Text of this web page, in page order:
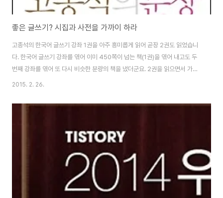
좋은 글쓰기? 시집과 사전을 가까이 하라
고종석의 한국어 글쓰기 강좌 1권을 아주 흥미롭게 읽어 곧장 2권도 읽었습니
다. 한국어 글쓰기 강좌를 엮어 이미 450쪽이 넘는 책(1권)을 엮어 내고도 두
번째 강좌를 엮어 또 다시 비슷한 분량의 책을 냈더군요. 2권을 읽으면서 가장
놀라웠던 것은 한국어 글쓰기 강좌를 무려 900쪽(1, 2권을 합쳐)이 넘는 책으
습니다. 2권도 좋은 글에 관한 저자의 생각을 나누는 것으로 시작됩니다. "좋은
을 시작하며'라는 글을 추천합니다. 저자는 자신이 진행하는 한국어 글쓰기 강
2015. 2. 26.